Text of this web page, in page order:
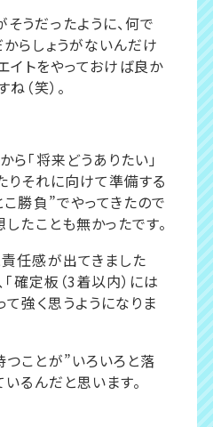
うだったように、何で
らしょうがないんだけ
イトをやっておけば良か
（笑）。
ら「将来どうありたい」
りそれに向けて準備する
勝負”でやってきたので
たことも無かったです。
任感が出てきました
「確定板（3着以内）には
て強く思うようになりま
ことが”いろいろと落
るんだと思います。